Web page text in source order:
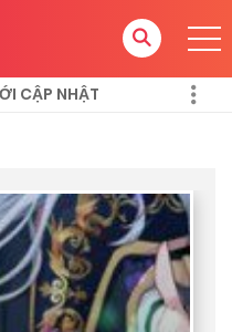
CẬP NHẬT